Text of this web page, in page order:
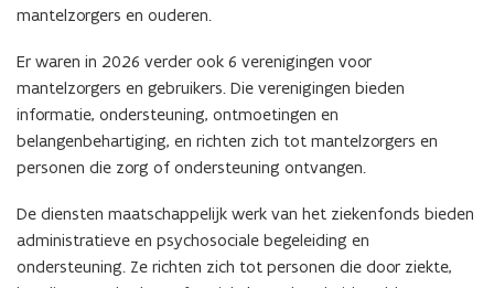
mantelzorgers en ouderen.
Er waren in 2026 verder ook 6 verenigingen voor
mantelzorgers en gebruikers. Die verenigingen bieden
informatie, ondersteuning, ontmoetingen en
belangenbehartiging, en richten zich tot mantelzorgers en
personen die zorg of ondersteuning ontvangen.
De diensten maatschappelijk werk van het ziekenfonds bieden
administratieve en psychosociale begeleiding en
ondersteuning. Ze richten zich tot personen die door ziekte,